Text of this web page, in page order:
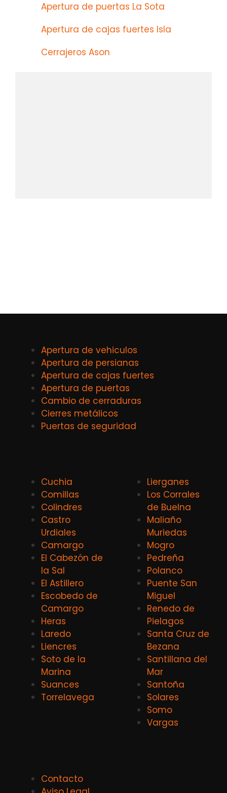
Apertura de puertas La Sota
Apertura de cajas fuertes Isla
Cerrajeros Ason
Apertura de vehiculos
Apertura de persianas
Apertura de cajas fuertes
Apertura de puertas
Cambio de cerraduras
Cierres metálicos
Puertas de seguridad
Cuchia
Comillas
Colindres
Castro
Urdiales
Camargo
El Cabezón de
la Sal
El Astillero
Escobedo de
Camargo
Heras
Laredo
Liencres
Soto de la
Marina
Suances
Torrelavega
Lierganes
Los Corrales
de Buelna
Maliaño
Muriedas
Mogro
Pedreña
Polanco
Puente San
Miguel
Renedo de
Pielagos
Santa Cruz de
Bezana
Santillana del
Mar
Santoña
Solares
Somo
Vargas
Contacto